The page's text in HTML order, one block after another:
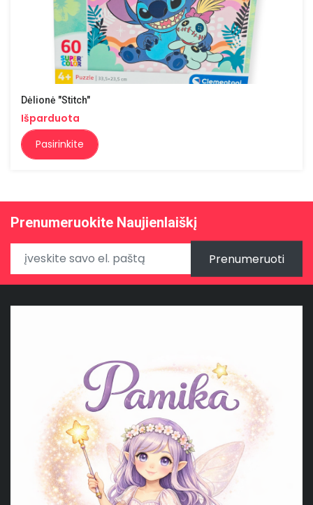
Dėlionė "Stitch"
Išparduota
Pasirinkite
Prenumeruokite Naujienlaiškį
Prenumeruoti